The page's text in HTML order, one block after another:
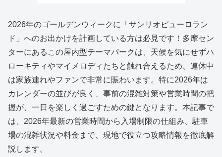
2026年のゴールデンウィークに「サンリオピューロラン
ド」へのお出かけを計画している方は必見です！多摩セン
ターにあるこの屋内型テーマパークは、天候を気にせずハ
ローキティやマイメロディたちと触れ合えるため、連休中
は家族連れやファンで非常に賑わいます。特に2026年は
カレンダーの並びが良く、事前の混雑対策や営業時間の把
握が、一日を楽しく過ごすための鍵となります。本記事で
は、2026年最新の営業時間から入場制限の仕組み、駐車
場の混雑状況や料金まで、現地で役立つ攻略情報を徹底解
説します。